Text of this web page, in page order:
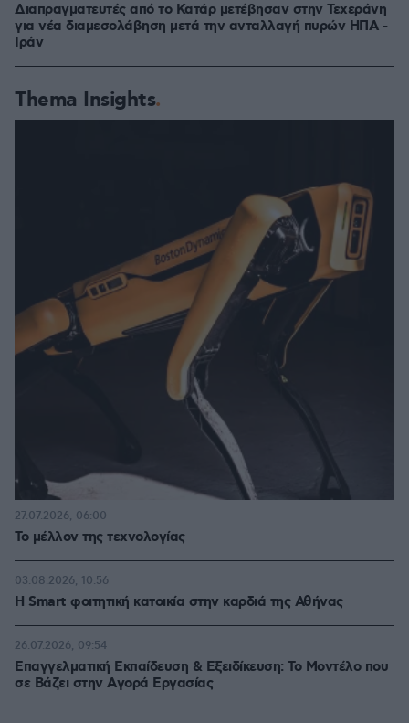
Διαπραγματευτές από το Κατάρ μετέβησαν στην Τεχεράνη
για νέα διαμεσολάβηση μετά την ανταλλαγή πυρών ΗΠΑ -
Ιράν
Thema Insights
Το μέλλον της τεχνολογίας
27.07.2026, 06:00
Η Smart φοιτητική κατοικία στην καρδιά της Αθήνας
03.08.2026, 10:56
Επαγγελματική Εκπαίδευση & Εξειδίκευση: Το Mοντέλο που
σε Bάζει στην Aγορά Eργασίας
26.07.2026, 09:54